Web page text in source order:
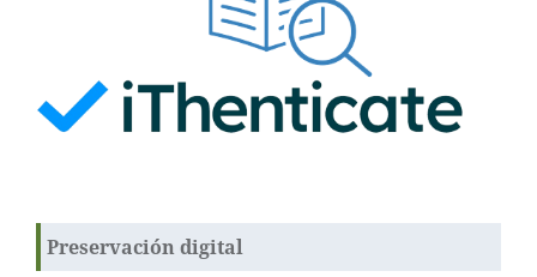
Preservación digital